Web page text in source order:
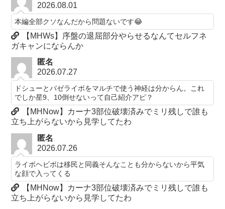
2026.08.01
本編全部クソなんだから問題ないです😂
【MHWs】序盤の退屈部分やらせるなんてセルフネ
ガキャンにならんか
匿名
2026.07.27
ドシューとバゼライボをマルチで使う神経は分からん。これ
でしか星9、10倒せないって自己紹介アピ？
【MHNow】カーナ3部位破壊済みでミリ残しで誰も
立ち上がらないから見学してたわ
匿名
2026.07.26
ライボヘビボは移民と同義そんなことも分からないから平気
な顔で入ってくる
【MHNow】カーナ3部位破壊済みでミリ残しで誰も
立ち上がらないから見学してたわ